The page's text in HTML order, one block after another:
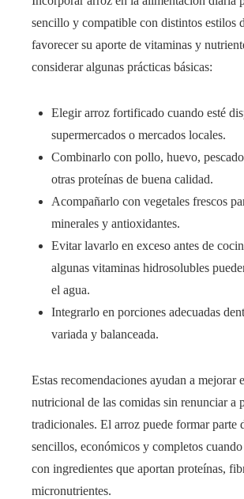
sencillo y compatible con distintos estilos
favorecer su aporte de vitaminas y
considerar algunas prácticas básicas:
Elegir arroz fortificado cuando esté
supermercados o mercados locales.
Combinarlo con pollo, huevo,
otras proteínas de buena calidad.
Acompañarlo con vegetales frescos
minerales y antioxidantes.
Evitar lavarlo en exceso antes de
algunas vitaminas hidrosolubles
el agua.
Integrarlo en porciones adecuadas
variada y balanceada.
Estas recomendaciones ayudan a mejorar
nutricional de las comidas sin renunciar a
tradicionales. El arroz puede formar parte
sencillos, económicos y completos
con ingredientes que aportan proteínas,
micronutrientes.